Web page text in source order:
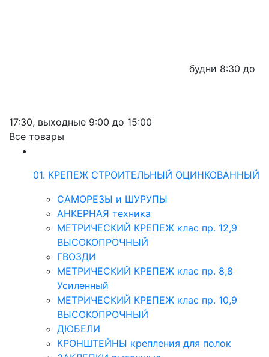
будни 8:30 до
17:30, выходные 9:00 до 15:00
Все товары
01. КРЕПЕЖ СТРОИТЕЛЬНЫЙ ОЦИНКОВАННЫЙ
САМОРЕЗЫ и ШУРУПЫ
АНКЕРНАЯ техника
МЕТРИЧЕСКИЙ КРЕПЕЖ клас пр. 12,9
ВЫСОКОПРОЧНЫЙ
ГВОЗДИ
МЕТРИЧЕСКИЙ КРЕПЕЖ клас пр. 8,8
Усиленный
МЕТРИЧЕСКИЙ КРЕПЕЖ клас пр. 10,9
ВЫСОКОПРОЧНЫЙ
ДЮБЕЛИ
КРОНШТЕЙНЫ крепления для полок